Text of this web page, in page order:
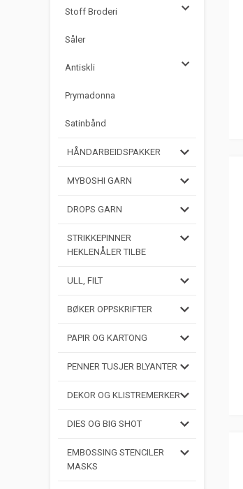
Stoff Broderi
Såler
Antiskli
Prymadonna
Satinbånd
HÅNDARBEIDSPAKKER
MYBOSHI GARN
DROPS GARN
STRIKKEPINNER
HEKLENÅLER TILBE
ULL, FILT
BØKER OPPSKRIFTER
PAPIR OG KARTONG
PENNER TUSJER BLYANTER
DEKOR OG KLISTREMERKER
DIES OG BIG SHOT
EMBOSSING STENCILER
MASKS